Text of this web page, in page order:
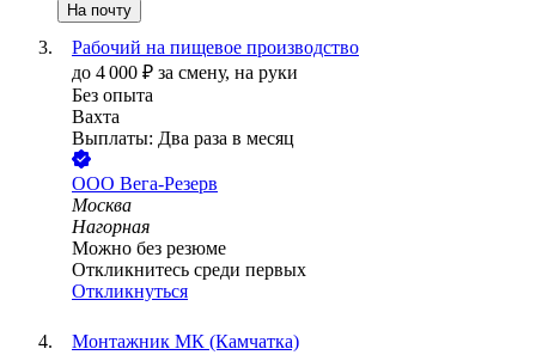
На почту
Рабочий на пищевое производство
до 4 000 ₽ за смену, на руки
Без опыта
Вахта
Выплаты: Два раза в месяц
ООО Вега-Резерв
Москва
Нагорная
Можно без резюме
Откликнитесь среди первых
Откликнуться
Монтажник МК (Камчатка)